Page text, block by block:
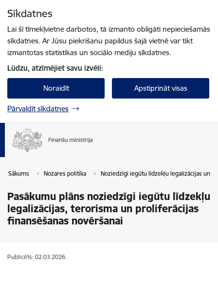
Sīkdatnes
Lai šī tīmekļvietne darbotos, tā izmanto obligāti nepieciešamās
sīkdatnes. Ar Jūsu piekrišanu papildus šajā vietnē var tikt
izmantotas statistikas un sociālo mediju sīkdatnes.
Lūdzu, atzīmējiet savu izvēli:
Noraidīt Apstiprināt visas
Pārvaldīt sīkdatnes
Sākums Nozares politika Noziedzīgi iegūtu līdzekļu legalizācijas un
Pasākumu plāns noziedzīgi iegūtu līdzekļu
legalizācijas, terorisma un proliferācijas
finansēšanas novēršanai
Publicēts: 02.03.2026.